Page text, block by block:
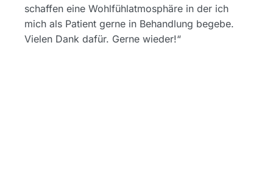
schaffen eine Wohlfühlatmosphäre in der ich
mich als Patient gerne in Behandlung begebe.
Vielen Dank dafür. Gerne wieder!“